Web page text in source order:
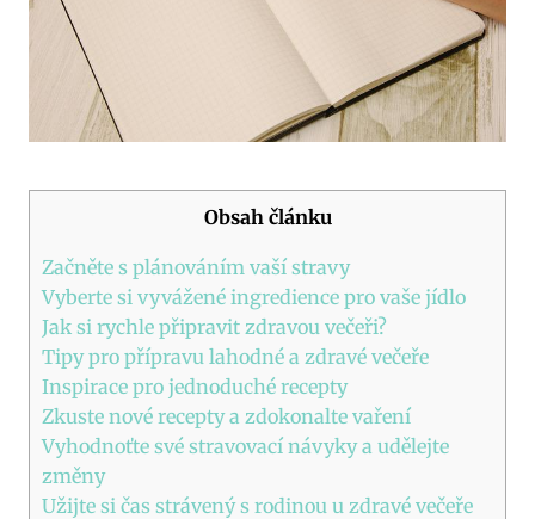
Obsah článku
Začněte s plánováním vaší stravy
Vyberte si vyvážené ingredience pro vaše jídlo
Jak si rychle připravit zdravou večeři?
Tipy pro‍ přípravu lahodné⁤ a‍ zdravé večeře
Inspirace⁤ pro jednoduché recepty
Zkuste nové recepty ⁤a zdokonalte vaření
Vyhodnoťte ‌své stravovací návyky⁢ a udělejte
změny
Užijte si čas strávený s rodinou u zdravé ⁢večeře